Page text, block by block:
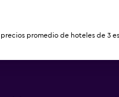
precios promedio de hoteles de 3